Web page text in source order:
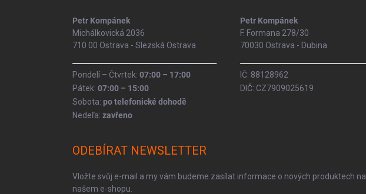
Petr Kompánek
Michálkovická 2036
710 00 Ostrava - Slezská Ostrava
Pondelí – Čtvrtek: 07:00 – 17:00
Pátek: 07:00 – 15:00
Sobota: po telefonické dohodě
Nedeľa: zavřeno
Petr Kompánek
F. Formana 278/30
70030 Ostrava - Dubina
IČ: 88128962
DIČ: CZ7909025619
ODEBÍRAT NEWSLETTER
Vložte svůj e-mail a my vám budeme zasílat informace o nových produktech na
našem e-shopu.